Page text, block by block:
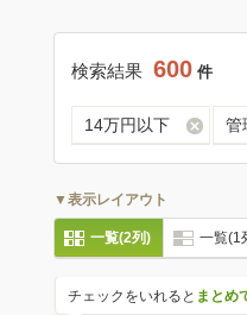
検索結果 600 件
14万円以下 管
▼表示レイアウト
一覧(2列) 一覧(1
チェックをいれると まとめ